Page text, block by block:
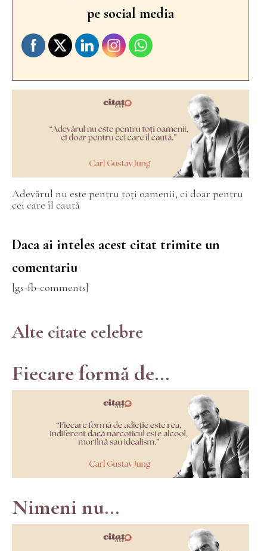
pe social media
Adevărul nu este pentru toți oamenii, ci doar pentru
cei care îl caută
Daca ai inteles acest citat trimite un
comentariu
[gs-fb-comments]
Alte citate celebre
Fiecare formă de...
Nimeni nu...